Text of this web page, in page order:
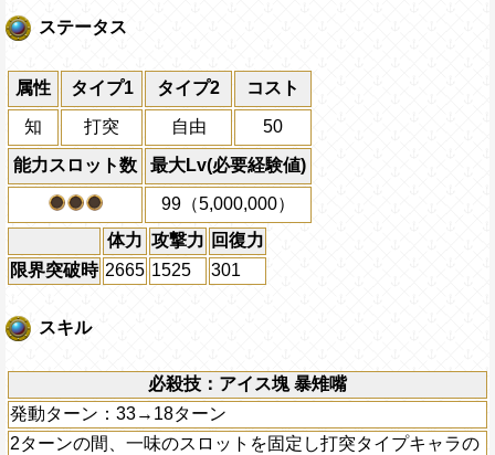
ステータス
属性 タイプ1 タイプ2 コスト
知 打突 自由 50
能力スロット数 最大Lv(必要経験値)
99（5,000,000）
体力 攻撃力 回復力
限界突破時 2665 1525 301
スキル
必殺技：アイス塊 暴雉嘴
発動ターン：33→18ターン
2ターンの間、一味のスロットを固定し打突タイプキャラの